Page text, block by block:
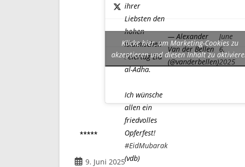
ihrer
Liebsten den
hohen
islamischen
Feiertag Eid
al-Adha.
Ich wünsche
allen ein
friedvolles
Opferfest!
#EidMubarak
(vdb)
— Alexander
Van der Bellen
(@vanderbellen)
June
6,
2025
Klicke hier, um Marketing-Cookies zu
akzeptieren und diesen Inhalt zu
*****
9. Juni 2025